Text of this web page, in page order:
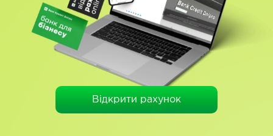
Відкрити рахунок